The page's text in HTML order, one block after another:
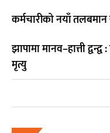
कर्मचारीको नयाँ
झापामा मानव–हात्ती
मृत्यु